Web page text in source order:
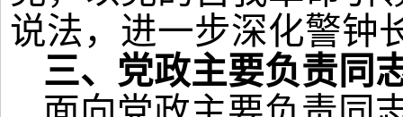
说法，进一步深化警钟
三、 党政主要负责同